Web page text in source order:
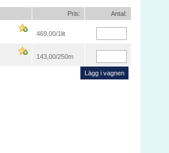
Pris: Antal:
469,00/1lit
143,00/250m